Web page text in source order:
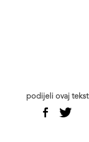
podijeli ovaj tekst